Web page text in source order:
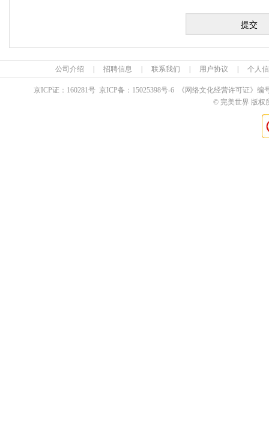
公司介绍 招聘信息 联系我们 用户协议 个人
京ICP证： 160281号 京ICP备： 15025398号-6 《网络文化经营许可证》编
© 完美世界 版权